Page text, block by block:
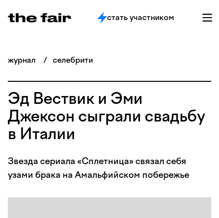
стать участником
журнал / селебрити
Эд Вествик и Эми
Джексон сыграли свадьбу
в Италии
Звезда сериала «Сплетница» связал себя
узами брака на Амальфийском побережье